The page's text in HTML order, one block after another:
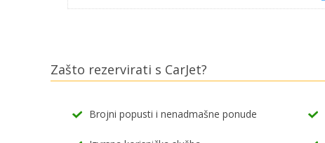
Zašto rezervirati s CarJet?
Brojni popusti i nenadmašne ponude